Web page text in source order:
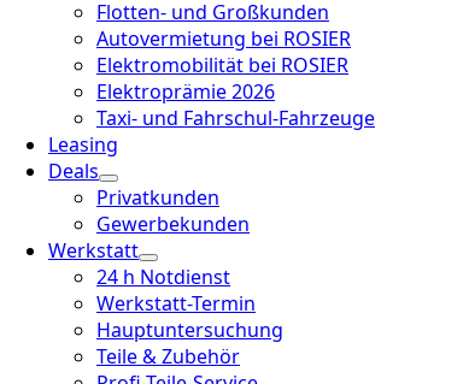
Flotten- und Großkunden
Autovermietung bei ROSIER
Elektromobilität bei ROSIER
Elektroprämie 2026
Taxi- und Fahrschul-Fahrzeuge
Leasing
Deals
Privatkunden
Gewerbekunden
Werkstatt
24 h Notdienst
Werkstatt-Termin
Hauptuntersuchung
Teile & Zubehör